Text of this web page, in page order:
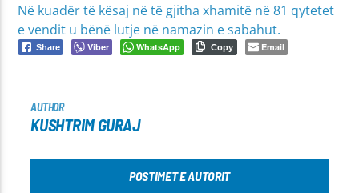
Në kuadër të kësaj në të gjitha xhamitë në 81 qytetet
e vendit u bënë lutje në namazin e sabahut.
Share Viber WhatsApp Copy Email
AUTHOR
KUSHTRIM GURAJ
POSTIMET E AUTORIT